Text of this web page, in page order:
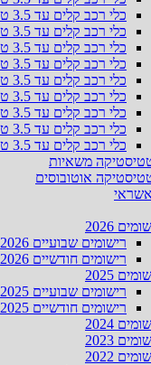
כלי רכב קלים עד 3.5 טון 2025
כלי רכב קלים עד 3.5 טון 2024
כלי רכב קלים עד 3.5 טון 2023
כלי רכב קלים עד 3.5 טון 2022
כלי רכב קלים עד 3.5 טון 2021
כלי רכב קלים עד 3.5 טון 2020
כלי רכב קלים עד 3.5 טון 2019
כלי רכב קלים עד 3.5 טון 2018
כלי רכב קלים עד 3.5 טון 2017
משאיות
אוטובוסים
2026
רישומים שבועיים 2026
רישומים חודשיים 2026
2025
רישומים שבועיים 2025
רישומים חודשיים 2025
2024
2023
2022